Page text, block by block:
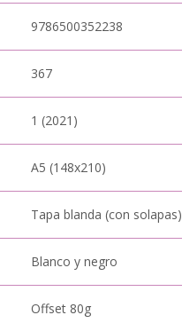
9786500352238
367
1 (2021)
A5 (148x210)
Tapa blanda (con solapas)
Blanco y negro
Offset 80g